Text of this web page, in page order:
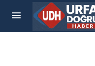
Şanlıurfa'da Trafiğin